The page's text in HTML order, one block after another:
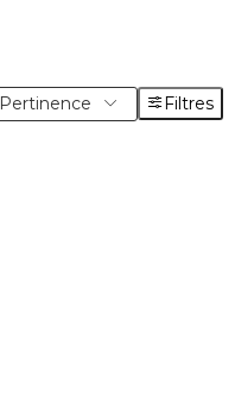
Pertinence Filtres